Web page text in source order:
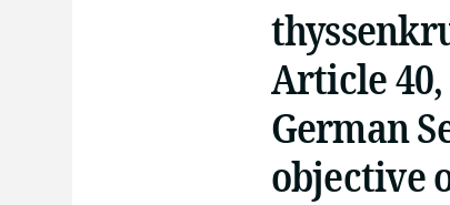
Article
German
objective